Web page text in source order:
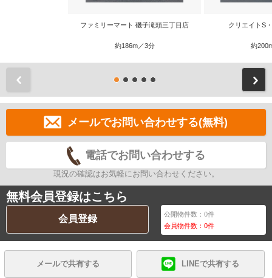
ファミリーマート 磯子滝頭三丁目店
約186m／3分
クリエイトS
約
メールでお問い合わせする(無料)
電話でお問い合わせする
現況の確認はお気軽にお問い合わせください。
無料会員登録はこちら
会員登録 公開物件数：0件
会員物件数：0件
メールで共有する LINEで共有する